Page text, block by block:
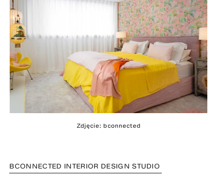
Zdjęcie: bconnected
BCONNECTED INTERIOR DESIGN STUDIO